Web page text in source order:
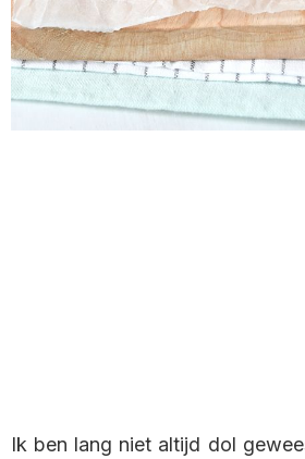
Ik ben lang niet altijd dol